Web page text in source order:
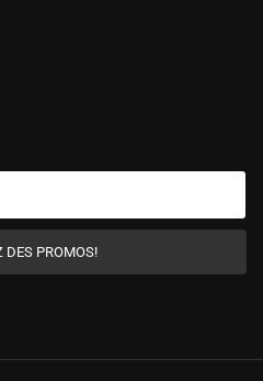
DES PROMOS!